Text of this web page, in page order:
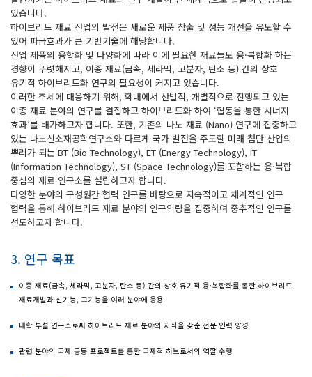
있습니다.
하이브리드 재료 산업의 발전은 새로운 제품 창출 및 성능 개선을 유도할 수
있어 파급효과가 큰 기반기술에 해당합니다.
산업 제품의 융합화 및 다양화에 따라 이에 필요한 재료들도 융·복합화 하는
경향이 뚜렷해지고, 이종 재료(금속, 세라믹, 고분자, 탄소 등) 간의 상호
유기적 하이브리드화 연구의 필요성이 커지고 있습니다.
이러한 추세에 대응하기 위해, 학내에서 산발적, 개별적으로 진행되고 있는
이종 재료 분야의 연구를 결집하고 하이브리드화 하여 ‘협동을 통한 시너지
효과’를 배가하고자 합니다. 또한, 기존의 나노 재료 (Nano) 연구에 집중하고
있는 나노신소재공학연구소와 다르게 국가 발전을 주도할 미래 첨단 산업의
뿌리가 되는 BT (Bio Technology), ET (Energy Technology), IT
(Information Technology), ST (Space Technology)를 포함하는 융·복합
중심의 재료 연구소를 설립하고자 합니다.
다양한 분야의 구성원간 협력 연구를 바탕으로 지속적이고 체계적인 연구
협력을 통해 하이브리드 재료 분야의 연구역량을 집중하여 중추적인 연구를
선도하고자 합니다.
3. 연구 목표
이종 재료(금속, 세라믹, 고분자, 탄소 등) 간의 상호 유기적 융·복합화를 통한 하이브리드
재료개발과 신기능, 고기능을 여러 분야에 응용
대학 부설 연구소로써 하이브리드 재료 분야의 지식을 갖춘 전문 인력 양성
관련 분야의 국제 공동 프로젝트를 통한 국제적 허브로서의 역할 수행